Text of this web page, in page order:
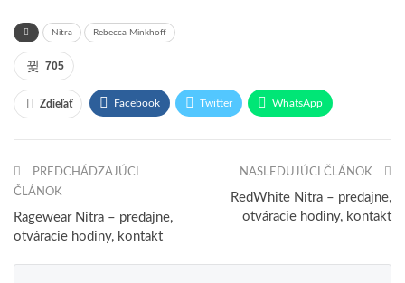
Nitra Rebecca Minkhoff
705
Zdieľať Facebook Twitter WhatsApp
PREDCHÁDZAJÚCI
ČLÁNOK
Ragewear Nitra – predajne,
otváracie hodiny, kontakt
NASLEDUJÚCI ČLÁNOK
RedWhite Nitra – predajne,
otváracie hodiny, kontakt